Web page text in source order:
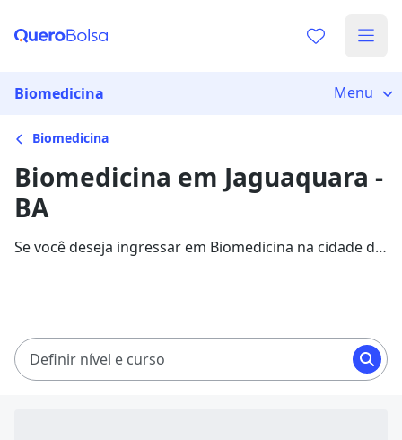
Biomedicina Menu
Biomedicina
Biomedicina em Jaguaquara -
BA
Se você deseja ingressar em Biomedicina na cidade de
Definir nível e curso